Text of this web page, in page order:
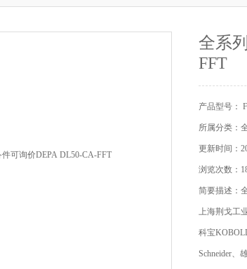
全系
FFT
产品型号：
所属分类：
更新时间：
浏览次数：
简要描述：
上海荆戈工
科宝
Schneider、